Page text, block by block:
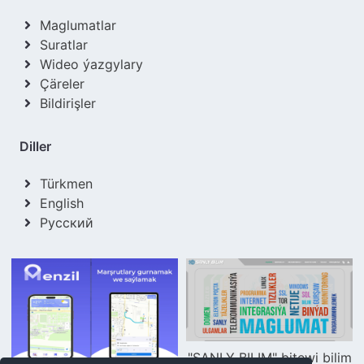
Maglumatlar
Suratlar
Wideo ýazgylary
Çäreler
Bildirişler
Diller
Türkmen
English
Русский
"SANLY BILIM" bitewi bilim